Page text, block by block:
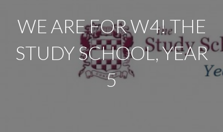
WE ARE FOR W4! THE
STUDY SCHOOL, YEAR
5